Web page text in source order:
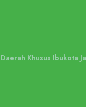
Khusus Ibukota